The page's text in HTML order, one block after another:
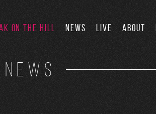
ON THE HILL NEWS LIVE ABOUT
NEWS